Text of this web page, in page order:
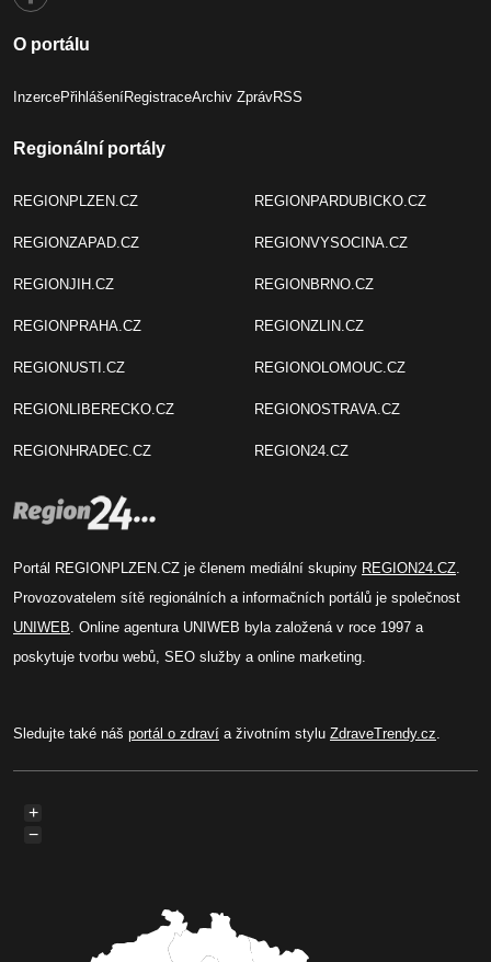
O portálu
InzercePřihlášeníRegistraceArchiv ZprávRSS
Regionální portály
REGIONPLZEN.CZ
REGIONZAPAD.CZ
REGIONJIH.CZ
REGIONPRAHA.CZ
REGIONUSTI.CZ
REGIONLIBERECKO.CZ
REGIONHRADEC.CZ
REGIONPARDUBICKO.CZ
REGIONVYSOCINA.CZ
REGIONBRNO.CZ
REGIONZLIN.CZ
REGIONOLOMOUC.CZ
REGIONOSTRAVA.CZ
REGION24.CZ
Portál REGIONPLZEN.CZ je členem mediální skupiny REGION24.CZ.
Provozovatelem sítě regionálních a informačních portálů je společnost
UNIWEB. Online agentura UNIWEB byla založená v roce 1997 a
poskytuje tvorbu webů, SEO služby a online marketing.
Sledujte také náš portál o zdraví a životním stylu ZdraveTrendy.cz.
+
−